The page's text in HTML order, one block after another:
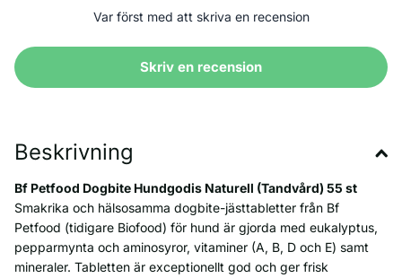
Var först med att skriva en recension
Skriv en recension
Beskrivning
Bf Petfood Dogbite Hundgodis Naturell (Tandvård) 55 st
Smakrika och hälsosamma dogbite-jästtabletter från Bf
Petfood (tidigare Biofood) för hund är gjorda med eukalyptus,
pepparmynta och aminosyror, vitaminer (A, B, D och E) samt
mineraler. Tabletten är exceptionellt god och ger frisk